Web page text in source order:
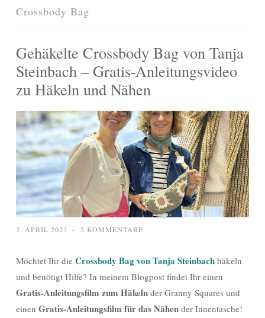
Crossbody Bag
Gehäkelte Crossbody Bag von Tanja
Steinbach – Gratis-Anleitungsvideo
zu Häkeln und Nähen
3. APRIL 2023 ~ 5 KOMMENTARE
Möchtet Ihr die Crossbody Bag von Tanja Steinbach häkeln
und benötigt Hilfe? In meinem Blogpost findet Ihr einen
Gratis-Anleitungsfilm zum Häkeln der Granny Squares und
einen Gratis-Anleitungsfilm für das Nähen der Innentasche!